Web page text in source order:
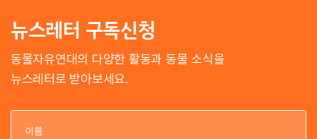
뉴스레터 구독신청
동물자유연대의 다양한 활동과 동물 소식을
뉴스레터로 받아보세요.